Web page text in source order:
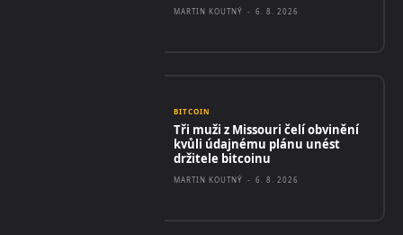
MARTIN KOUTNÝ - 6. 8. 2026
BITCOIN
Tři muži z Missouri čelí obvinění
kvůli údajnému plánu unést
držitele bitcoinu
MARTIN KOUTNÝ - 6. 8. 2026